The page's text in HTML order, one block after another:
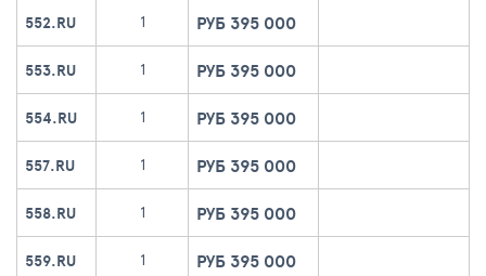
552.RU 1 РУБ 395 000
553.RU 1 РУБ 395 000
554.RU 1 РУБ 395 000
557.RU 1 РУБ 395 000
558.RU 1 РУБ 395 000
559.RU 1 РУБ 395 000